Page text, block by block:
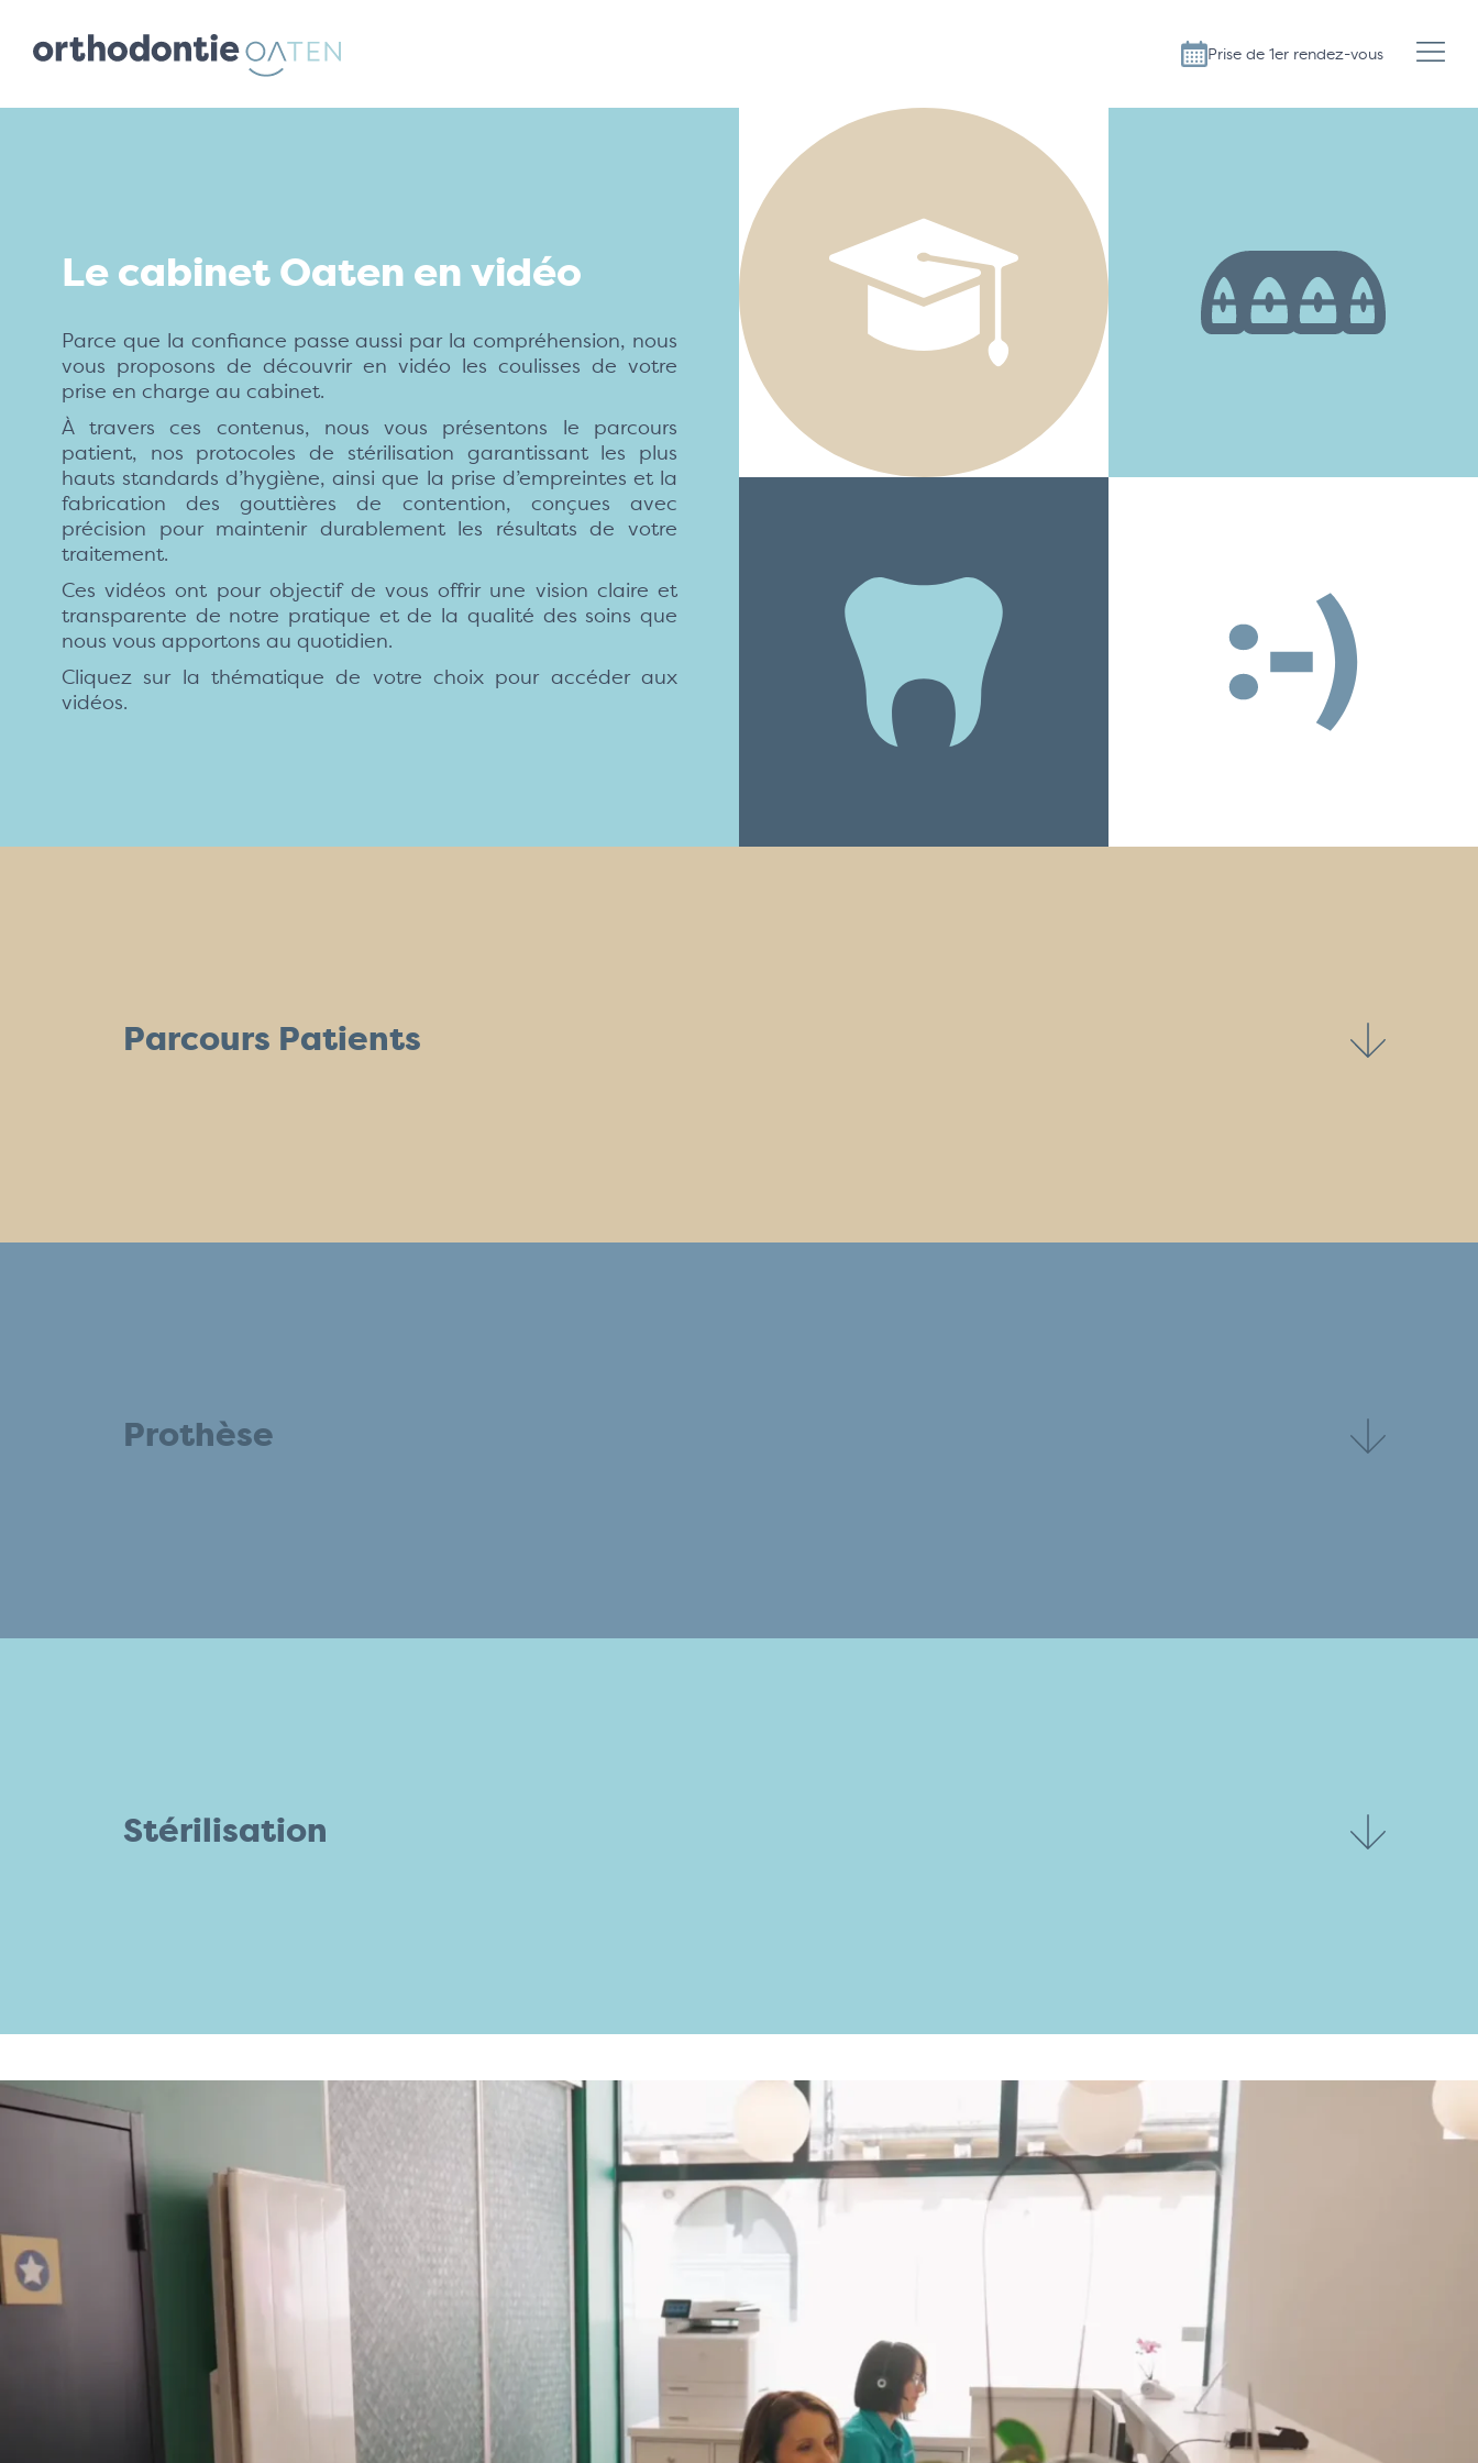
Prise de 1er rendez-vous
Le cabinet Oaten en vidéo
Parce que la confiance passe aussi par la compréhension, nous
vous proposons de découvrir en vidéo les coulisses de votre
prise en charge au cabinet.
À travers ces contenus, nous vous présentons le parcours
patient, nos protocoles de stérilisation garantissant les plus
hauts standards d’hygiène, ainsi que la prise d’empreintes et la
fabrication des gouttières de contention, conçues avec
précision pour maintenir durablement les résultats de votre
traitement.
Ces vidéos ont pour objectif de vous offrir une vision claire et
transparente de notre pratique et de la qualité des soins que
nous vous apportons au quotidien.
Cliquez sur la thématique de votre choix pour accéder aux
vidéos.
Parcours Patients
Prothèse
Stérilisation